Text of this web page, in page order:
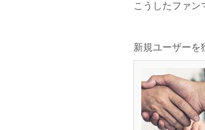
こうしたファン
新規ユーザーを